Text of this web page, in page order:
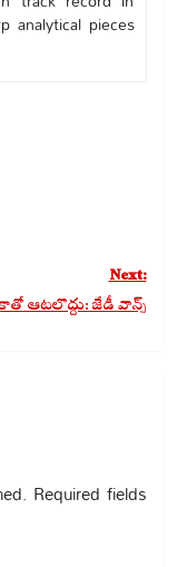
analytical pieces
Next:
ఆటలొద్దు: జేడీ వాన్స్
Required fields